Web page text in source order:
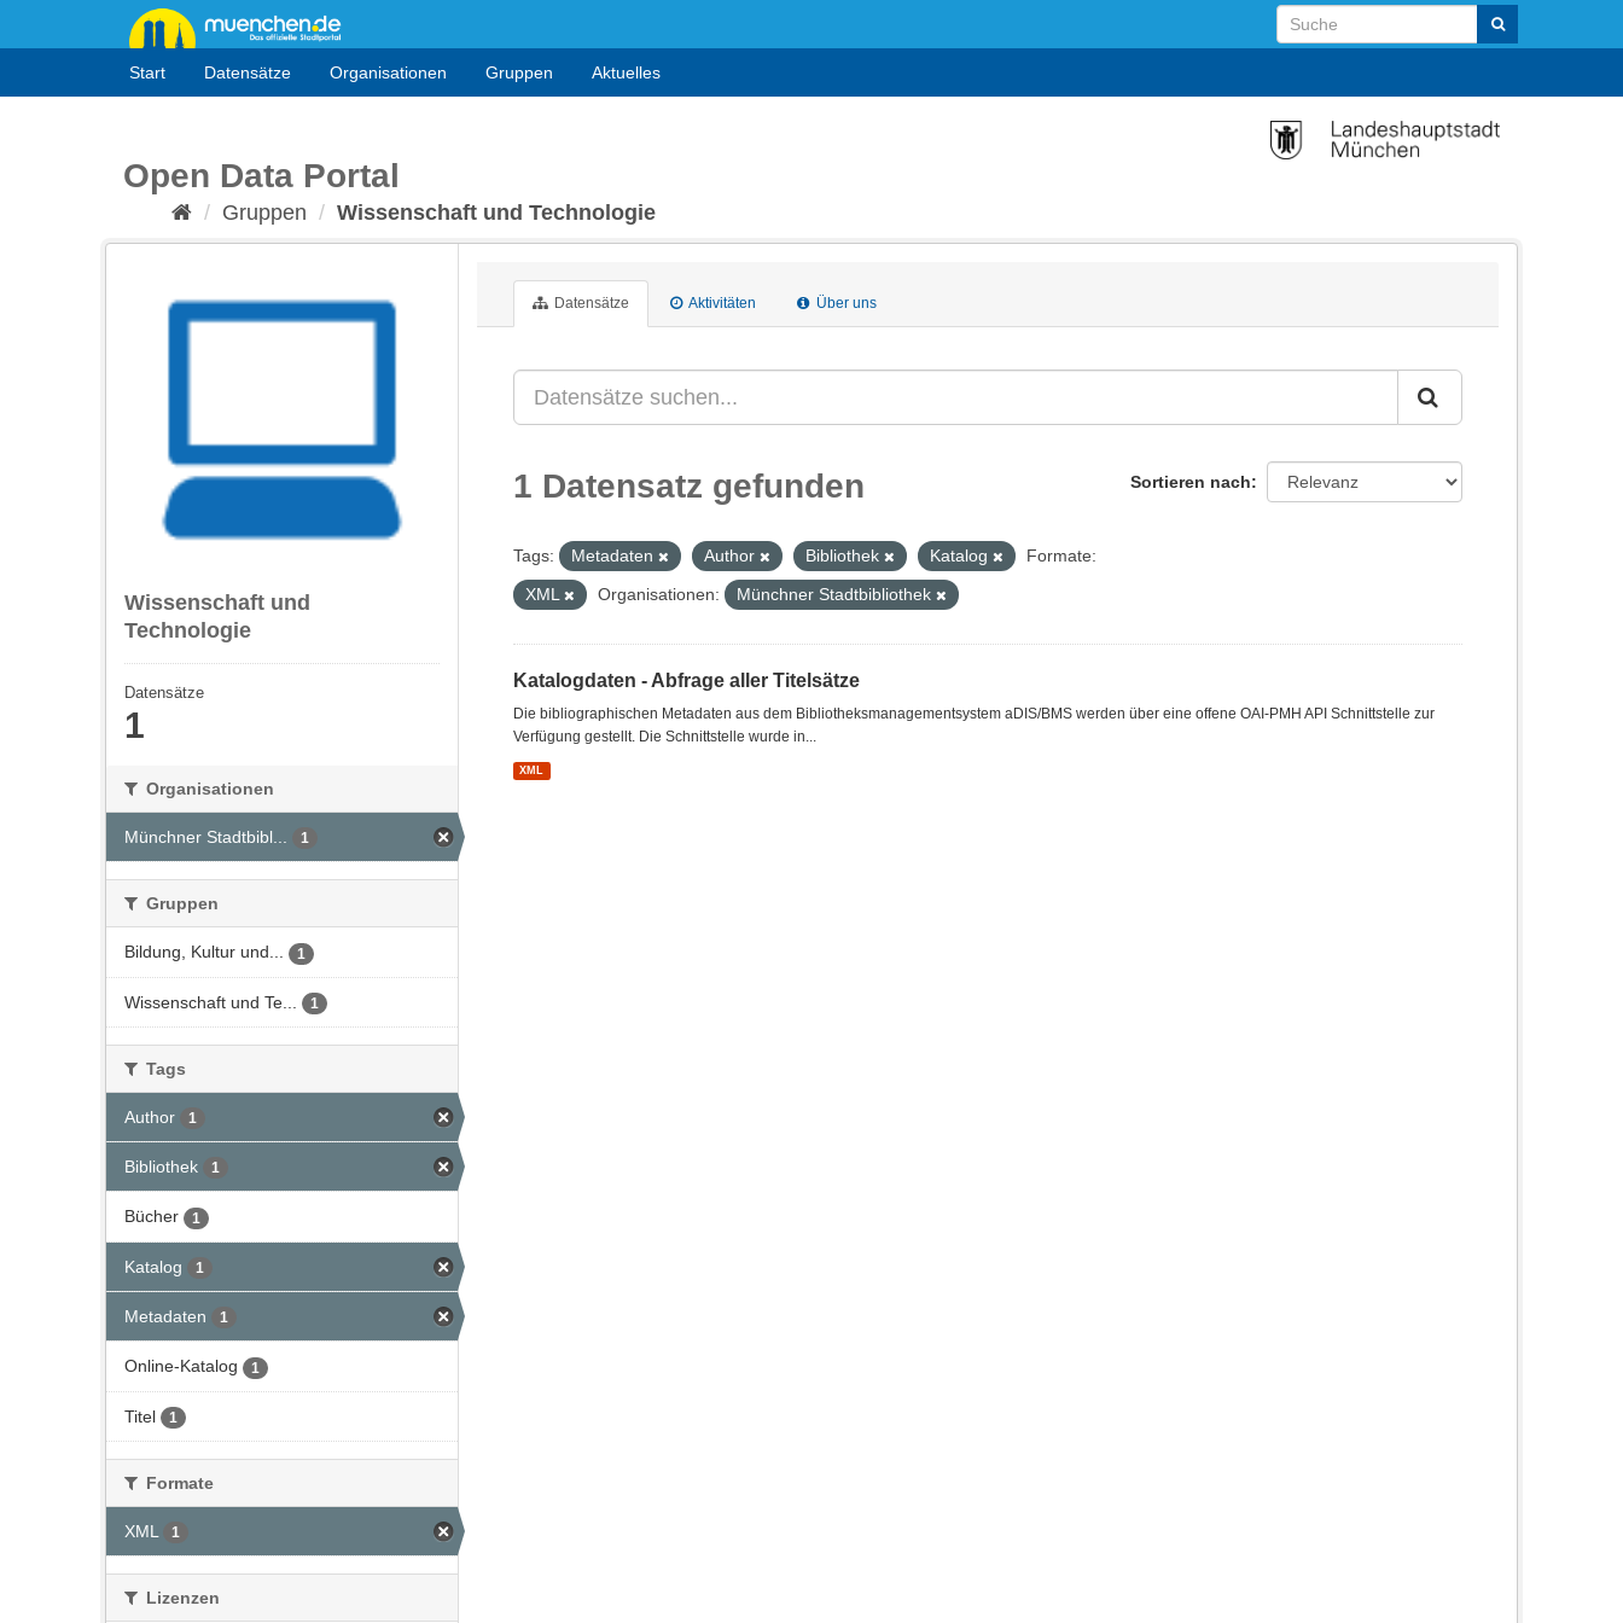
Start Datensätze Organisationen Gruppen Aktuelles
Open Data Portal
Gruppen Wissenschaft und Technologie
Wissenschaft und
Technologie
Datensätze
1
Organisationen
Münchner Stadtbibl... 1
Gruppen
Bildung, Kultur und... 1
Wissenschaft und Te... 1
Tags
Author 1
Bibliothek 1
Bücher 1
Katalog 1
Metadaten 1
Online-Katalog 1
Titel 1
Formate
XML 1
Lizenzen
Datensätze Aktivitäten Über uns
Sortieren nach
1 Datensatz gefunden
Tags: Metadaten Author Bibliothek Katalog
Formate:
XML
Organisationen: Münchner Stadtbibliothek
Katalogdaten - Abfrage aller Titelsätze
Die bibliographischen Metadaten aus dem Bibliotheksmanagementsystem aDIS/BMS werden über eine offene OAI-PMH API Schnittstelle zur
Verfügung gestellt. Die Schnittstelle wurde in...
XML